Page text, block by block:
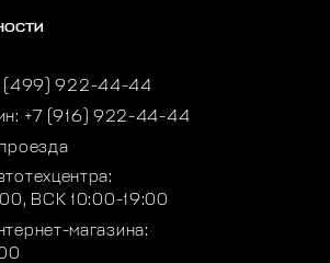
(499) 922-44-44
+7 (916) 922-44-44
ВСК 10:00-19:00
магазина: